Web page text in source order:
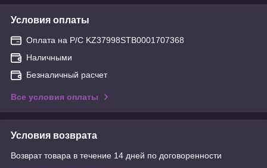
Условия оплаты
Оплата на Р/С KZ37998STB0001707368
Наличными
Безналичный расчет
Все условия оплаты
Условия возврата
Возврат товара в течение 14 дней по договоренности